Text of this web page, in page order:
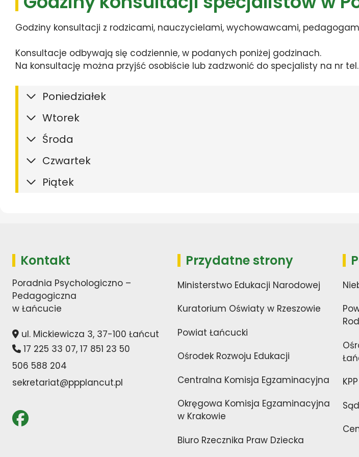
Godziny konsultacji z rodzicami, nauczycielami, wychowawcami,
Konsultacje odbywają się codziennie, w podanych poniżej godzinach.
Na konsultację można przyjść osobiście lub zadzwonić do specjalisty na nr tel.
Poniedziałek
Wtorek
Środa
Czwartek
Piątek
Kontakt
Poradnia Psychologiczno –
Pedagogiczna
w Łańcucie
ul. Mickiewicza 3, 37-100 Łańcut
17 225 33 07, 17 851 23 50
506 588 204
sekretariat@ppplancut.pl
Przydatne strony
Ministerstwo Edukacji Narodowej
Kuratorium Oświaty w Rzeszowie
Powiat Łańcucki
Ośrodek Rozwoju Edukacji
Centralna Komisja Egzaminacyjna
Okręgowa Komisja Egzaminacyjna
w Krakowie
Biuro Rzecznika Praw Dziecka